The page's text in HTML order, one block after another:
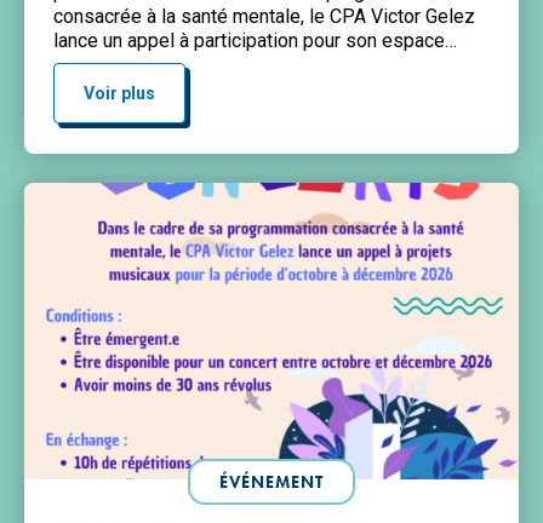
consacrée à la santé mentale, le CPA Victor Gelez
lance un appel à participation pour son espace
d’exposition Conditions : Envoyez votre portfolio à :
patricia.dasilva.santos@paris.ifac.asso.fr
Voir plus
ÉVÉNEMENT